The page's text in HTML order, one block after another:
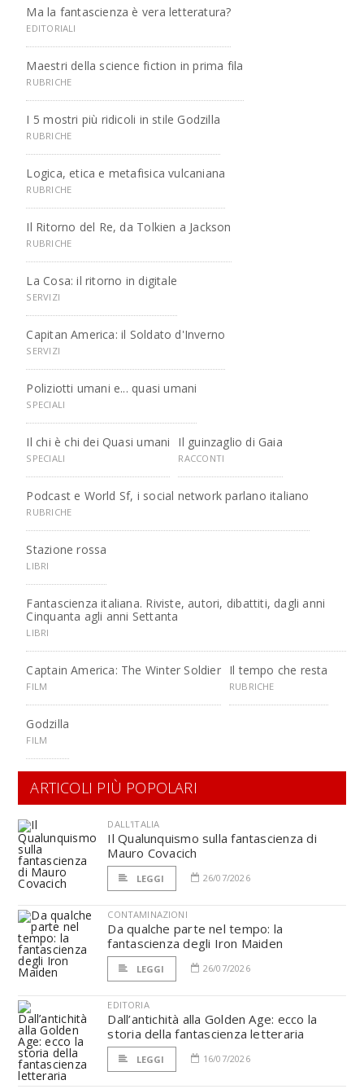
Ma la fantascienza è vera letteratura?
EDITORIALI
Maestri della science fiction in prima fila
RUBRICHE
I 5 mostri più ridicoli in stile Godzilla
RUBRICHE
Logica, etica e metafisica vulcaniana
RUBRICHE
Il Ritorno del Re, da Tolkien a Jackson
RUBRICHE
La Cosa: il ritorno in digitale
SERVIZI
Capitan America: il Soldato d'Inverno
SERVIZI
Poliziotti umani e... quasi umani
SPECIALI
Il chi è chi dei Quasi umani
SPECIALI
Il guinzaglio di Gaia
RACCONTI
Podcast e World Sf, i social network parlano italiano
RUBRICHE
Stazione rossa
LIBRI
Fantascienza italiana. Riviste, autori, dibattiti, dagli anni
Cinquanta agli anni Settanta
LIBRI
Captain America: The Winter Soldier
FILM
Il tempo che resta
RUBRICHE
Godzilla
FILM
ARTICOLI PIÙ POPOLARI
DALL'ITALIA
Il Qualunquismo sulla fantascienza di
Mauro Covacich
LEGGI 26/07/2026
CONTAMINAZIONI
Da qualche parte nel tempo: la
fantascienza degli Iron Maiden
LEGGI 26/07/2026
EDITORIA
Dall’antichità alla Golden Age: ecco la
storia della fantascienza letteraria
LEGGI 16/07/2026